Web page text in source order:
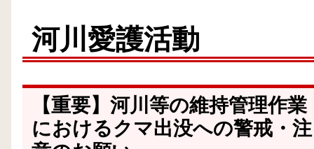
河川愛護活動
【重要】河川等の維持管理作業
におけるクマ出没への警戒・注